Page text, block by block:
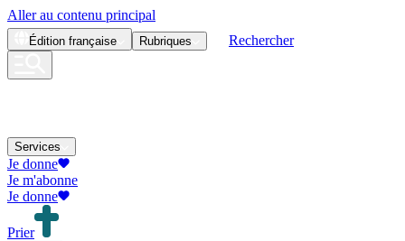
Aller au contenu principal
Édition française Rubriques Rechercher
Services
Je donne
Je m'abonne
Je donne
Prier